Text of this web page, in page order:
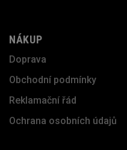
NÁKUP
Doprava
Obchodní podmínky
Reklamační řád
Ochrana osobních údajů